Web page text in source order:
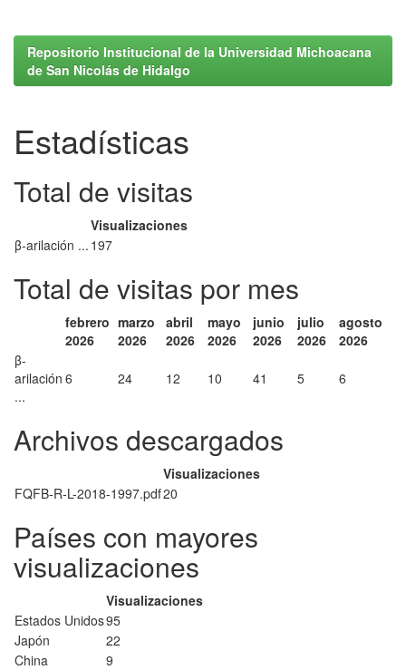
Repositorio Institucional de la Universidad Michoacana
de San Nicolás de Hidalgo
Estadísticas
Total de visitas
Visualizaciones
β-arilación ... 197
Total de visitas por mes
febrero
2026
marzo
2026
abril
2026
mayo
2026
junio
2026
julio
2026
agosto
2026
β-
arilación
...
6 24 12 10 41 5 6
Archivos descargados
Visualizaciones
FQFB-R-L-2018-1997.pdf20
Países con mayores
visualizaciones
Visualizaciones
Estados Unidos95
Japón
22
China
9